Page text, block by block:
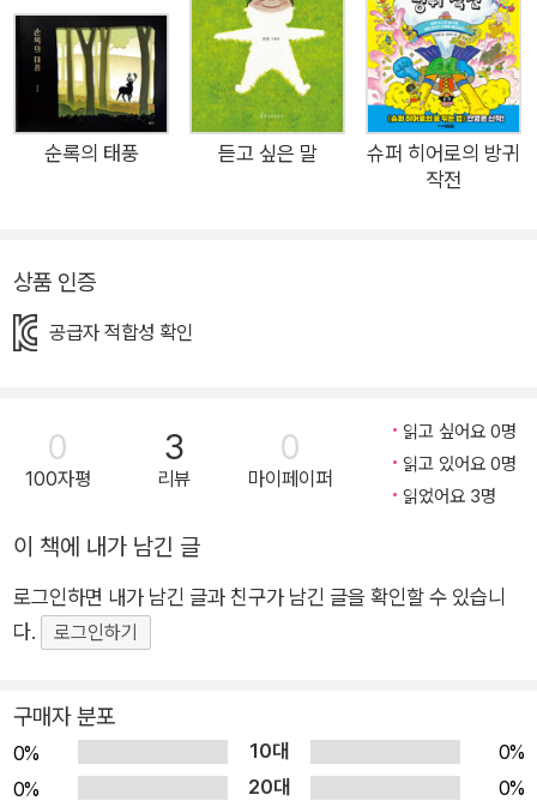
구리의 모습이 유쾌하게 그려지며, 다시 힘차게 뛰어볼 때 진정한
행복을 만나게 될 거라고 이야기한다. 《누가 내 머리에 똥 쌌어?》
작가 베르너 홀츠바르트와 에밀리오 우르베루아가 작가가 전하
는 유쾌한 감동 행복은 완벽해야만 찾을 수 있을까? 연못에 풍덩
뛰어들고, 휘리릭 공중제비에 성공하고, 연잎 위를 폴짝 건너고,
개구리 구리는 소소한 일상을 즐기는 세상에서 가장 행복한 개구
된 구리는 점점 슬퍼진다. 행복은 정말 사라져 버린 걸까? 《누가
내 머리에 똥 쌌어?》로 전 세계적으로 사랑받는 작가 베르너 홀
면서도 따뜻하게 그려 낸다. 예전처럼 빠르고 높이 날아오르지 못
해도 친구들의 응원 속에 구리는 다시 연잎을 향해 도약한다. 모
어느 날 장애를 입고 삶이 달라진다면, 행복도 사라져 버릴까? 베
면서 재치 있는 이야기와 명쾌하고 직관적인 그림이 어린 독자들
을 단숨에 사로잡는다. 삶의 변화와 상실 속에서 다시 희망을 향
이야기한다.
순록의 태풍 듣고 싶은 말
슈퍼 히어로의 방귀
작전
상품 인증
공급자 적합성 확인
0
100자평
3
리뷰
0
마이페이퍼
읽고 싶어요 0명
읽고 있어요 0명
읽었어요 3명
이 책에 내가 남긴 글
로그인하면 내가 남긴 글과 친구가 남긴 글을 확인할 수 있습니
다.
로그인하기
구매자 분포
0% 10대
0%
0%
20대
0%